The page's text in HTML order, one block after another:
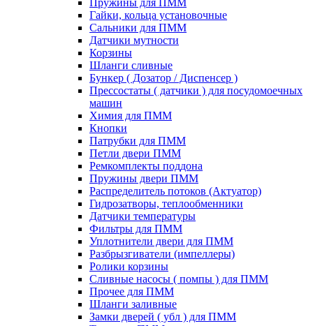
Пружины для ПММ
Гайки, кольца установочные
Сальники для ПММ
Датчики мутности
Корзины
Шланги сливные
Бункер ( Дозатор / Диспенсер )
Прессостаты ( датчики ) для посудомоечных
машин
Химия для ПММ
Кнопки
Патрубки для ПММ
Петли двери ПММ
Ремкомплекты поддона
Пружины двери ПММ
Распределитель потоков (Актуатор)
Гидрозатворы, теплообменники
Датчики температуры
Фильтры для ПММ
Уплотнители двери для ПММ
Разбрызгиватели (импеллеры)
Ролики корзины
Сливные насосы ( помпы ) для ПММ
Прочее для ПММ
Шланги заливные
Замки дверей ( убл ) для ПММ